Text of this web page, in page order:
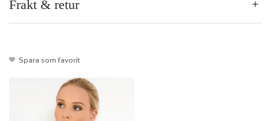
Frakt & retur
Spara som favorit